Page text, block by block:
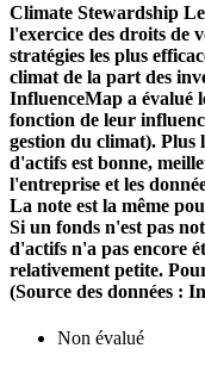
Climate Stewardship
l'exercice des droits de
stratégies les plus
climat de la part des
InfluenceMap a évalué
fonction de leur
gestion du climat). Plus
d'actifs est bonne,
l'entreprise et les
La note est la même
Si un fonds n'est pas
d'actifs n'a pas encore
relativement petite.
(Source des données :
Non évalué